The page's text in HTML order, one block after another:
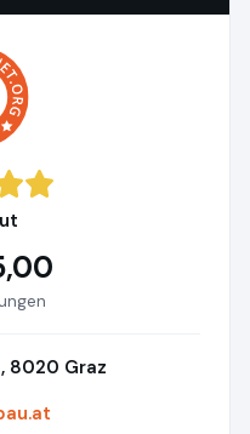
8020 Graz